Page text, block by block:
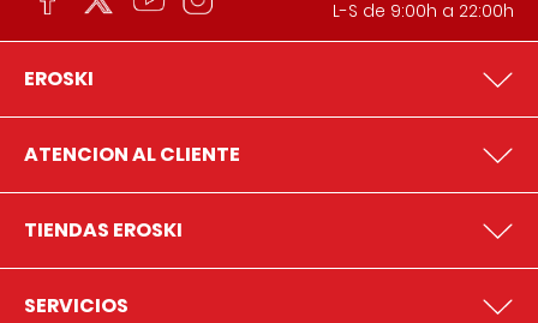
L-S de 9:00h a 22:00h
EROSKI
ATENCION AL CLIENTE
TIENDAS EROSKI
SERVICIOS